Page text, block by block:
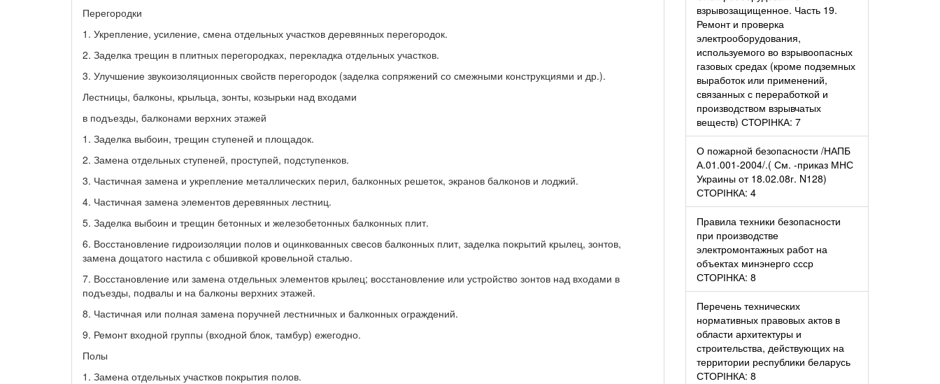
Перегородки
1. Укрепление, усиление, смена отдельных участков деревянных перегородок.
2. Заделка трещин в плитных перегородках, перекладка отдельных участков.
3. Улучшение звукоизоляционных свойств перегородок (заделка сопряжений со смежными конструкциями и др.).
Лестницы, балконы, крыльца, зонты, козырьки над входами
в подъезды, балконами верхних этажей
1. Заделка выбоин, трещин ступеней и площадок.
2. Замена отдельных ступеней, проступей, подступенков.
3. Частичная замена и укрепление металлических перил, балконных решеток, экранов балконов и лоджий.
4. Частичная замена элементов деревянных лестниц.
5. Заделка выбоин и трещин бетонных и железобетонных балконных плит.
6. Восстановление гидроизоляции полов и оцинкованных свесов балконных плит, заделка покрытий крылец, зонтов,
замена дощатого настила с обшивкой кровельной сталью.
7. Восстановление или замена отдельных элементов крылец; восстановление или устройство зонтов над входами в
подъезды, подвалы и на балконы верхних этажей.
8. Частичная или полная замена поручней лестничных и балконных ограждений.
9. Ремонт входной группы (входной блок, тамбур) ежегодно.
Полы
1. Замена отдельных участков покрытия полов.
взрывозащищенное. Часть 19.
Ремонт и проверка
электрооборудования,
используемого во взрывоопасных
газовых средах (кроме подземных
выработок или применений,
связанных с переработкой и
производством взрывчатых
веществ) СТОРІНКА: 7
О пожарной безопасности /НАПБ
А.01.001-2004/.( См. -приказ МНС
Украины от 18.02.08г. N128)
СТОРІНКА: 4
Правила техники безопасности
при производстве
электромонтажных работ на
объектах минэнерго ссср
СТОРІНКА: 8
Перечень технических
нормативных правовых актов в
области архитектуры и
строительства, действующих на
территории республики беларусь
СТОРІНКА: 8